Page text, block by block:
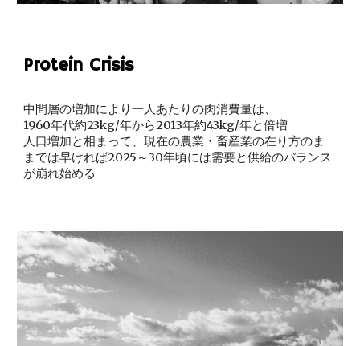
Protein Crisis
中間層の増加により一人あたりの肉消費量は、
1960年代約23kg/年から2013年約43kg/年と倍増
人口増加と相まって、現在の農業・畜産業の在り方のま
までは早ければ2025～30年頃には需要と供給のバランス
が崩れ始める